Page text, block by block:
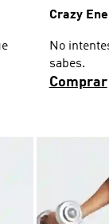
Crazy
No
sabes.
Comprar